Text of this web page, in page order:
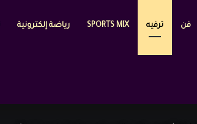
فن ترفيه SPORTS MIX رياضة إلكترونية